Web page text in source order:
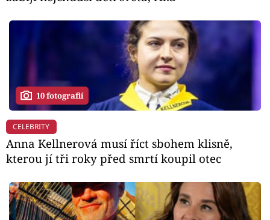
10 fotografií
CELEBRITY
Anna Kellnerová musí říct sbohem klisně,
kterou jí tři roky před smrtí koupil otec